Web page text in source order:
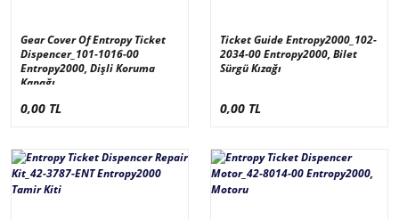
Gear Cover Of Entropy Ticket
Dispencer_101-1016-00
Entropy2000, Dişli Koruma
Kapağı
0,00 TL
Ticket Guide Entropy2000_102-
2034-00 Entropy2000, Bilet
Sürgü Kızağı
0,00 TL